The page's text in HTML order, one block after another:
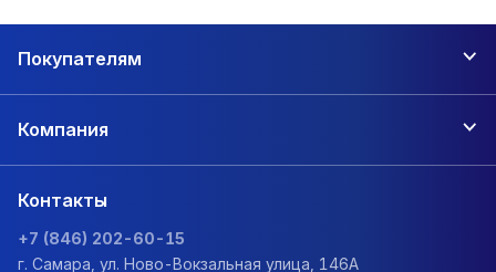
Покупателям
Компания
Контакты
+7 (846) 202-60-15
г. Самара, ул. Ново-Вокзальная улица, 146А